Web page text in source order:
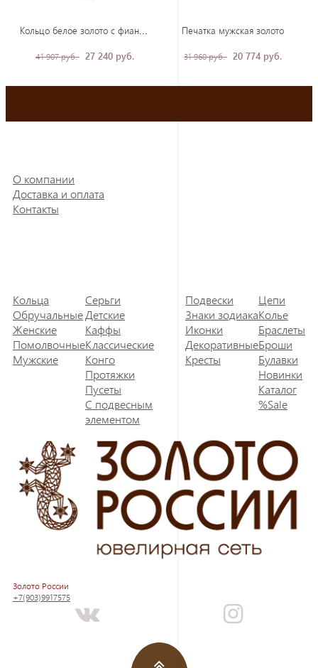
41 907 руб. 27 240 руб.
Печатка мужская золото
31 960 руб. 20 774 руб.
О компании
Доставка и оплата
Контакты
Кольца
Обручальные
Женские
Помолвочные
Мужские
Серьги
Детские
Каффы
Классические
Конго
Протяжки
Пусеты
С подвесным
элементом
Подвески
Знаки зодиака
Иконки
Декоративные
Кресты
Цепи
Колье
Браслеты
Броши
Булавки
Новинки
Каталог
%Sale
Золото России
+7(903)9917575